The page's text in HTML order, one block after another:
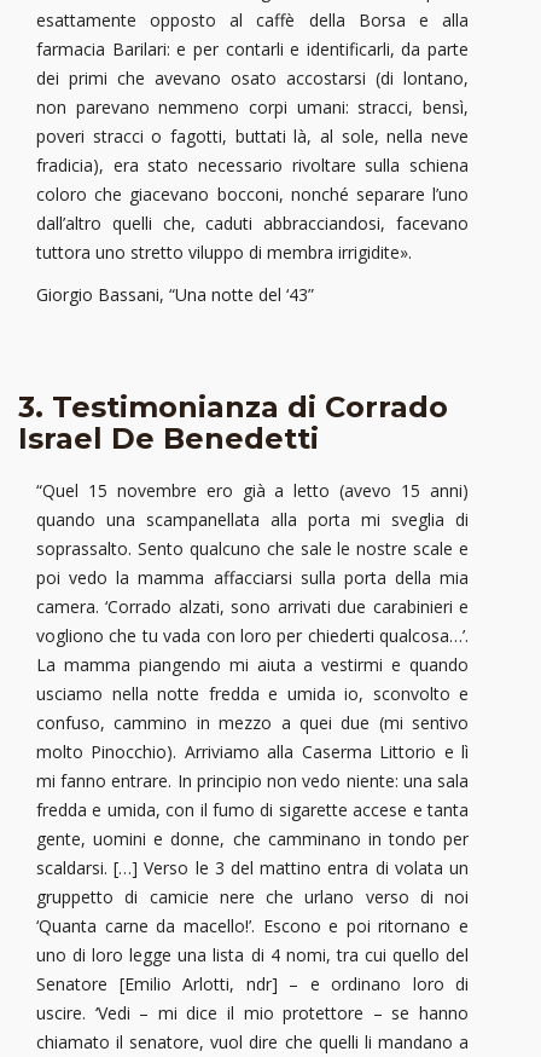
esattamente opposto al caffè della Borsa e alla
farmacia Barilari: e per contarli e identificarli, da parte
dei primi che avevano osato accostarsi (di lontano,
non parevano nemmeno corpi umani: stracci, bensì,
poveri stracci o fagotti, buttati là, al sole, nella neve
fradicia), era stato necessario rivoltare sulla schiena
coloro che giacevano bocconi, nonché separare l’uno
dall’altro quelli che, caduti abbracciandosi, facevano
tuttora uno stretto viluppo di membra irrigidite».
Giorgio Bassani, “Una notte del ‘43”
3. Testimonianza di Corrado
Israel De Benedetti
“Quel 15 novembre ero già a letto (avevo 15 anni)
quando una scampanellata alla porta mi sveglia di
soprassalto. Sento qualcuno che sale le nostre scale e
poi vedo la mamma affacciarsi sulla porta della mia
camera. ‘Corrado alzati, sono arrivati due carabinieri e
vogliono che tu vada con loro per chiederti qualcosa…’.
La mamma piangendo mi aiuta a vestirmi e quando
usciamo nella notte fredda e umida io, sconvolto e
confuso, cammino in mezzo a quei due (mi sentivo
molto Pinocchio). Arriviamo alla Caserma Littorio e lì
mi fanno entrare. In principio non vedo niente: una sala
fredda e umida, con il fumo di sigarette accese e tanta
gente, uomini e donne, che camminano in tondo per
scaldarsi. […] Verso le 3 del mattino entra di volata un
gruppetto di camicie nere che urlano verso di noi
‘Quanta carne da macello!’. Escono e poi ritornano e
uno di loro legge una lista di 4 nomi, tra cui quello del
Senatore [Emilio Arlotti, ndr] – e ordinano loro di
uscire. ‘Vedi – mi dice il mio protettore – se hanno
chiamato il senatore, vuol dire che quelli li mandano a